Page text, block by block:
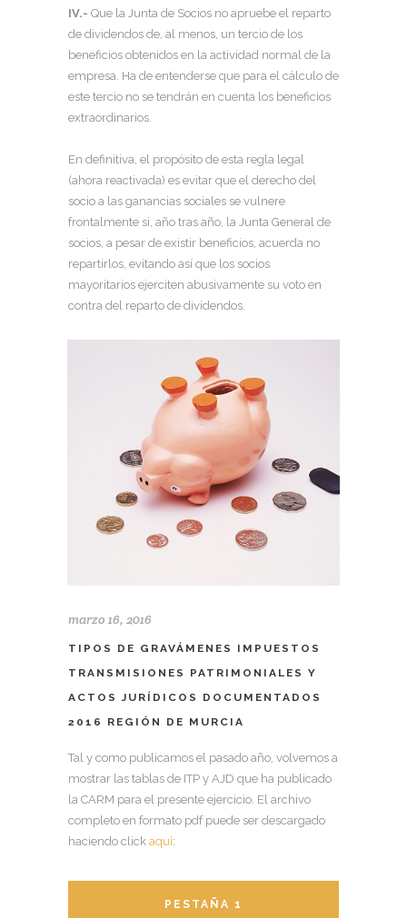
IV.- Que la Junta de Socios no apruebe el reparto
de dividendos de, al menos, un tercio de los
beneficios obtenidos en la actividad normal de la
empresa. Ha de entenderse que para el cálculo de
este tercio no se tendrán en cuenta los beneficios
extraordinarios.
En definitiva, el propósito de esta regla legal
(ahora reactivada) es evitar que el derecho del
socio a las ganancias sociales se vulnere
frontalmente si, año tras año, la Junta General de
socios, a pesar de existir beneficios, acuerda no
repartirlos, evitando así que los socios
mayoritarios ejerciten abusivamente su voto en
contra del reparto de dividendos.
marzo 16, 2016
TIPOS DE GRAVÁMENES IMPUESTOS
TRANSMISIONES PATRIMONIALES Y
ACTOS JURÍDICOS DOCUMENTADOS
2016 REGIÓN DE MURCIA
Tal y como publicamos el pasado año, volvemos a
mostrar las tablas de ITP y AJD que ha publicado
la CARM para el presente ejercicio. El archivo
completo en formato pdf puede ser descargado
haciendo click aquí:
PESTAÑA 1